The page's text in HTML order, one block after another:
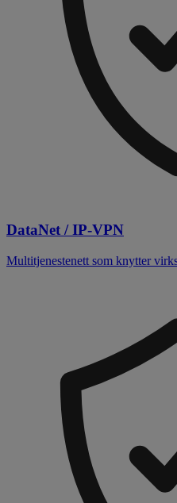
DataNet / IP-VPN
Multitjenestenett som knytter